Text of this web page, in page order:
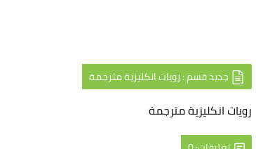
جديد قسم : رويات انكليزية مترجمة
رويات انكليزية مترجمة